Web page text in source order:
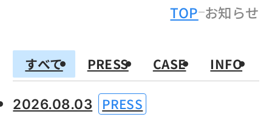
TOP お知らせ
すべて PRESS CASE INFO
お知らせ一覧
2026.08.03 PRESS